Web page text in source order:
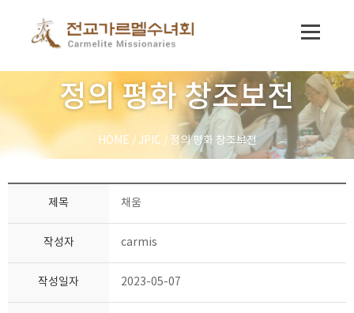
정의 평화 창조보전
HOME /JPIC / 정의 평화 창조보전
제목 채움
작성자 carmis
작성일자 2023-05-07